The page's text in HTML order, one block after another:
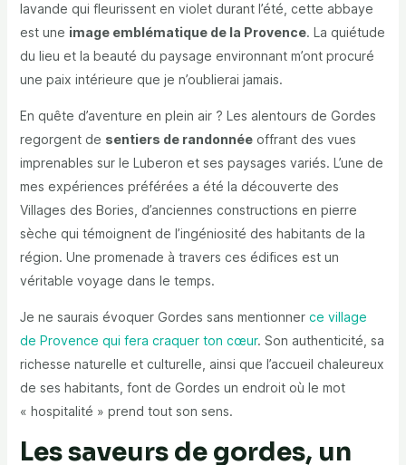
lavande qui fleurissent en violet durant l’été, cette abbaye
est une image emblématique de la Provence. La quiétude
du lieu et la beauté du paysage environnant m’ont procuré
une paix intérieure que je n’oublierai jamais.
En quête d’aventure en plein air ? Les alentours de Gordes
regorgent de sentiers de randonnéeoffrant des vues
imprenables sur le Luberon et ses paysages variés. L’une de
mes expériences préférées a été la découverte des
Villages des Bories, d’anciennes constructions en pierre
sèche qui témoignent de l’ingéniosité des habitants de la
région. Une promenade à travers ces édifices est un
véritable voyage dans le temps.
Je ne saurais évoquer Gordes sans mentionner ce village
de Provence qui fera craquer ton cœur. Son authenticité, sa
richesse naturelle et culturelle, ainsi que l’accueil chaleureux
de ses habitants, font de Gordes un endroit où le mot
« hospitalité » prend tout son sens.
Les saveurs de gordes, un